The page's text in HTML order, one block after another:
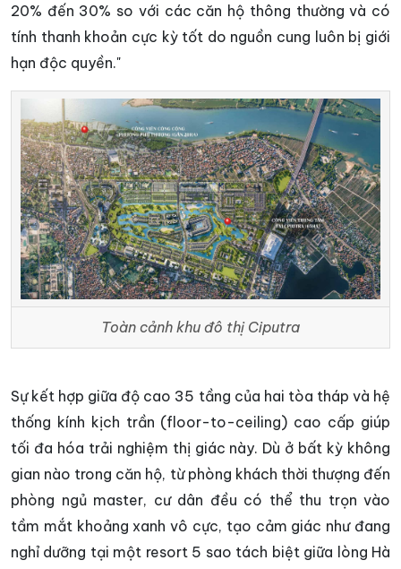
20% đến 30% so với các căn hộ thông thường và có
tính thanh khoản cực kỳ tốt do nguồn cung luôn bị giới
hạn độc quyền."
Toàn cảnh khu đô thị Ciputra
Sự kết hợp giữa độ cao 35 tầng của hai tòa tháp và hệ
thống kính kịch trần (floor-to-ceiling) cao cấp giúp
tối đa hóa trải nghiệm thị giác này. Dù ở bất kỳ không
gian nào trong căn hộ, từ phòng khách thời thượng đến
phòng ngủ master, cư dân đều có thể thu trọn vào
tầm mắt khoảng xanh vô cực, tạo cảm giác như đang
nghỉ dưỡng tại một resort 5 sao tách biệt giữa lòng Hà